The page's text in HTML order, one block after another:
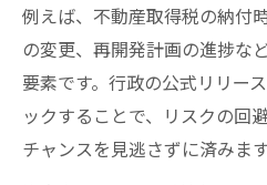
納付時期を踏まえた不
不動産投資で知る
安
大阪府の不動産取得
例えば、不動産取得税の納付
の変更、再開発計画の進捗な
要素です。行政の公式リリー
ックすることで、リスクの回
チャンスを見逃さずに済みます